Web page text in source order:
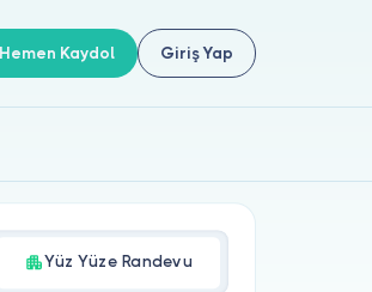
Hemen Kaydol Giriş Yap
Yüz Yüze Randevu